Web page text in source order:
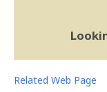
Related Web Page